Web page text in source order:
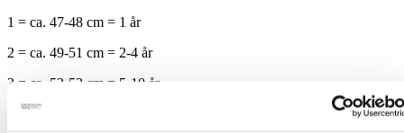
1 = ca. 47-48 cm = 1 år
2 = ca. 49-51 cm = 2-4 år
3 = ca. 52-53 cm = 5-10 år
Laget i Finland som alle våre andre produkter.